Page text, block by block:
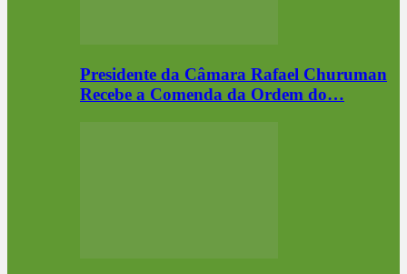
Presidente da Câmara Rafael Churuman
Recebe a Comenda da Ordem do…